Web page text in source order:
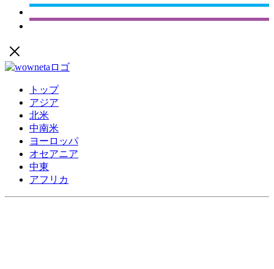
トップ
アジア
北米
中南米
ヨーロッパ
オセアニア
中東
アフリカ